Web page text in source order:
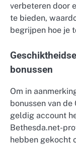
verbeteren door
te bieden,
begrijpen hoe je
bonussen
Om in
bonussen van
geldig account
Bethesda.net-
hebben gekocht